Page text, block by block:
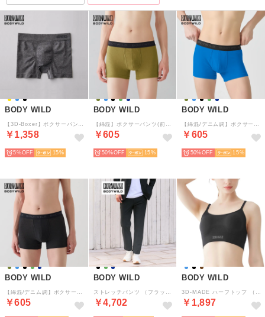
BODY WILD
￥1,358
5% 15
BODY WILD
￥605
50% 15
BODY WILD
￥605
50% 15
BODY WILD
￥605
BODY WILD
￥4,702
BODY WILD
￥1,897